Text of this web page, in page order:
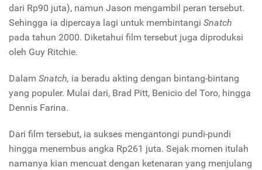
dari Rp90 juta), namun Jason mengambil peran tersebut.
Sehingga ia dipercaya lagi untuk membintangi Snatch
pada tahun 2000. Diketahui film tersebut juga diproduksi
oleh Guy Ritchie.
Dalam Snatch, ia beradu akting dengan bintang-bintang
yang populer. Mulai dari, Brad Pitt, Benicio del Toro, hingga
Dennis Farina.
Dari film tersebut, ia sukses mengantongi pundi-pundi
hingga menembus angka Rp261 juta. Sejak momen itulah
namanya kian mencuat dengan ketenaran yang menjulang